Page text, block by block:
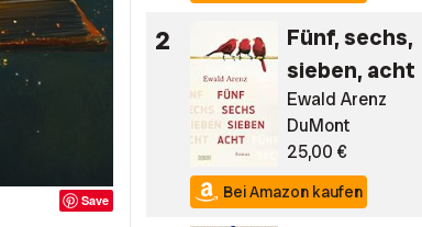
Save
2
Fünf, sechs,
sieben, acht
Ewald Arenz
DuMont
25,00 €
Bei Amazon kaufen